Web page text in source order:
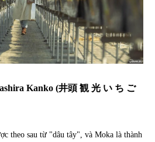
Kanko (井頭 観 光 い ち ご
theo sau từ "dâu tây", và Moka là thành